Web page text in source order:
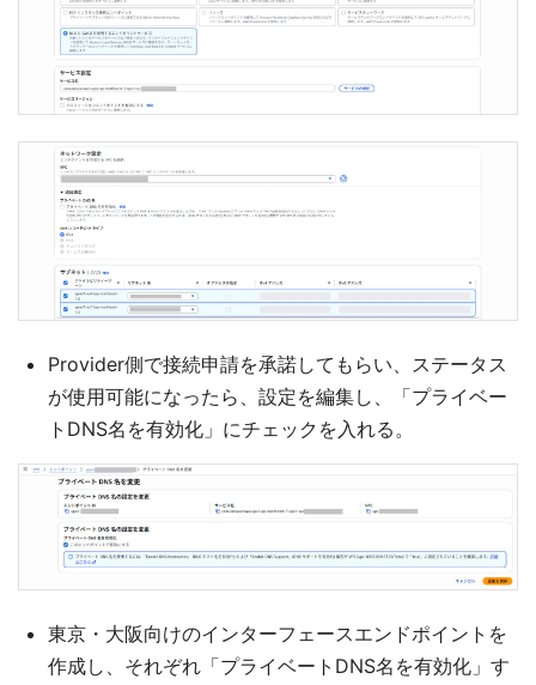
Provider側で接続申請を承諾してもらい、ステータス
が使用可能になったら、設定を編集し、「プライベー
トDNS名を有効化」にチェックを入れる。
東京・大阪向けのインターフェースエンドポイントを
作成し、それぞれ「プライベートDNS名を有効化」す